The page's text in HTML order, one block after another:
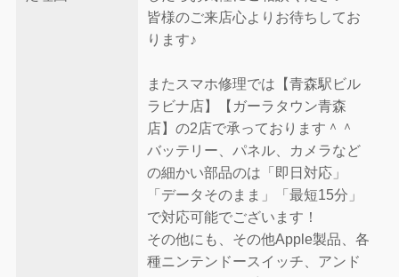
皆様のご来店心よりお待ちしてお
ります♪
またスマホ修理では【青森駅ビル
ラビナ店】【ガーラタウン青森
店】の2店で承っております＾＾
バッテリー、パネル、カメラなど
の細かい部品のは「即日対応」
「データそのまま」「最短15分」
で対応可能でございます！
その他にも、その他Apple製品、各
種ニンテンドースイッチ、アンド